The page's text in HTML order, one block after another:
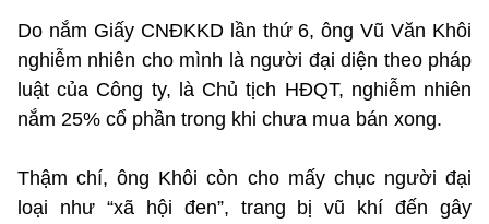
Do nắm Giấy CNĐKKD lần thứ 6, ông Vũ Văn Khôi
nghiễm nhiên cho mình là người đại diện theo pháp
luật của Công ty, là Chủ tịch HĐQT, nghiễm nhiên
nắm 25% cổ phần trong khi chưa mua bán xong.
Thậm chí, ông Khôi còn cho mấy chục người đại
loại như “xã hội đen”, trang bị vũ khí đến gây